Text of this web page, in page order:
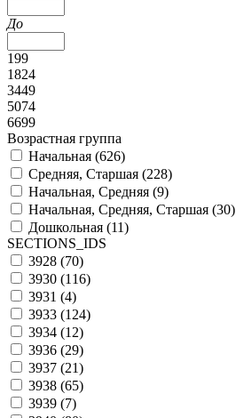
До
199
1824
3449
5074
6699
Возрастная группа
Начальная (626)
Средняя, Старшая (228)
Начальная, Средняя (9)
Начальная, Средняя, Старшая (30)
Дошкольная (11)
SECTIONS_IDS
3928 (70)
3930 (116)
3931 (4)
3933 (124)
3934 (12)
3936 (29)
3937 (21)
3938 (65)
3939 (7)